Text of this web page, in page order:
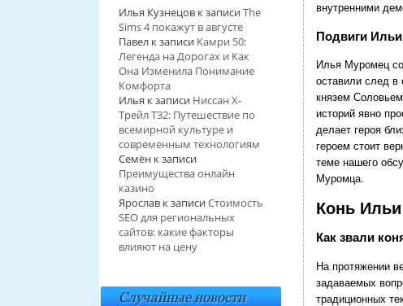
внутренними
Подвиги
Илья Муромец
оставили след в
князем
историй явно
делает героя
героем стоит
теме нашего
Муромца.
Конь
Как звали
На протяжении
задаваемых
традиционных
Илья Кузнецов к записиThe
Sims 4 покажут в августе
Павел к записи Камри 50:
Легенда на Дорогах и Как
Она Изменила Понимание
Комфорта
Илья к записи Ниссан Х-
Трейл T32: Путешествие по
всемирной культуре и
современным технологиям
Семён к записи
Преимущества онлайн
казино
Ярослав к записиСтоимость
SEO для региональных
сайтов: какие факторы
влияют на цену
Случайные новости